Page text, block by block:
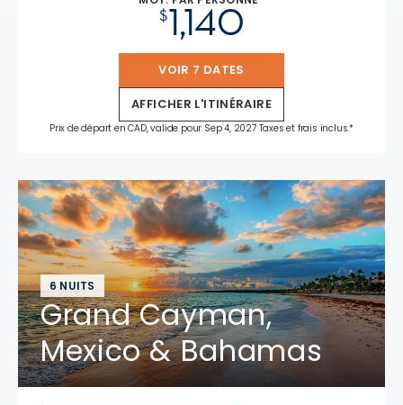
$1,140
VOIR 7 DATES
AFFICHER L'ITINÉRAIRE
Prix de départ en CAD, valide pour Sep 4, 2027 Taxes et frais inclus.*
6 NUITS
Grand Cayman,
Mexico & Bahamas